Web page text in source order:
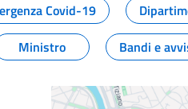
Covid-19
Ministro Bandi e